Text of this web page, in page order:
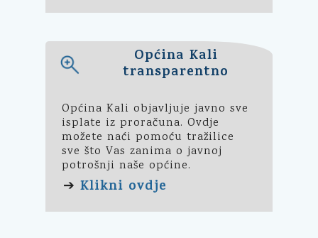
Općina Kali
transparentno
Općina Kali objavljuje javno sve
isplate iz proračuna. Ovdje
možete naći pomoću tražilice
sve što Vas zanima o javnoj
potrošnji naše općine.
➔ Klikni ovdje